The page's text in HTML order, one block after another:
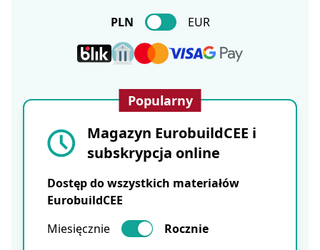
PLN EUR
Popularny
Magazyn EurobuildCEE i
subskrypcja online
Dostęp do wszystkich materiałów
EurobuildCEE
Miesięcznie
Rocznie